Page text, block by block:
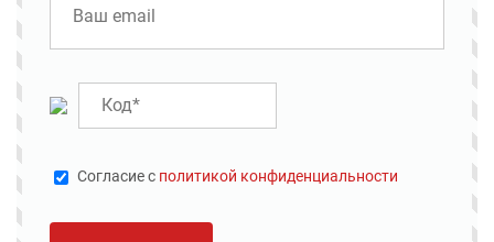
Cогласие с политикой конфиденциальности